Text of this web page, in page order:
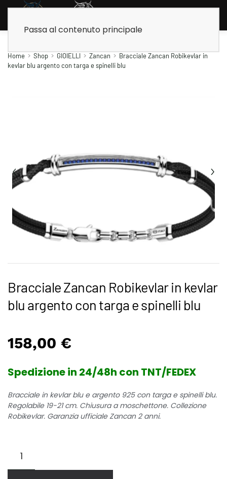
Passa al contenuto principale
Home Shop GIOIELLI Zancan
Bracciale Zancan Robikevlar in
kevlar blu argento con targa e spinelli blu
Bracciale Zancan Robikevlar in kevlar
blu argento con targa e spinelli blu
158,00 €
Spedizione in 24/48h con TNT/FEDEX
Bracciale in kevlar blu e argento 925 con targa e spinelli blu.
Regolabile 19-21 cm. Chiusura a moschettone. Collezione
Robikevlar. Garanzia ufficiale Zancan 2 anni.
Zancan
Robikevlar